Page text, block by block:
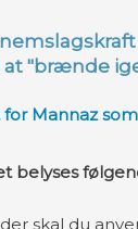
"brænde
Mannaz
belyses
skal du